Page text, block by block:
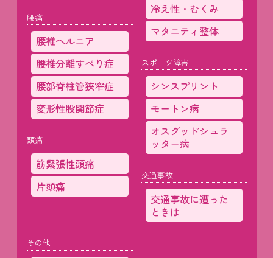
腰痛
腰椎ヘルニア
腰椎分離すべり症
腰部脊柱管狭窄症
変形性股関節症
頭痛
筋緊張性頭痛
片頭痛
冷え性・むくみ
マタニティ整体
スポーツ障害
シンスプリント
モートン病
オスグッドシュラ
ッター病
交通事故
交通事故に遭った
ときは
その他